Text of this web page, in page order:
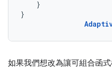
}
}
如果我們想改為讓可組合函